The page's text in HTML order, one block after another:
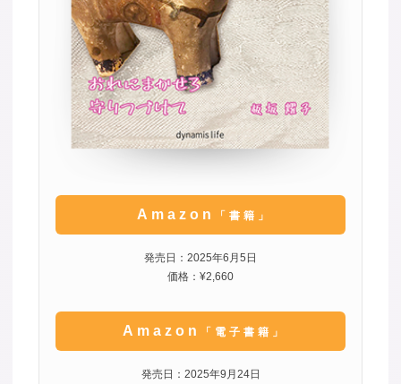
Amazon 「書籍」
発売日：2025年6月5日
価格：¥2,660
Amazon 「電子書籍」
発売日：2025年9月24日